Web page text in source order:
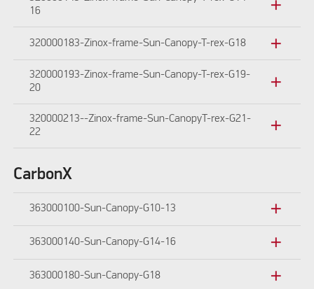
16
add
320000183-Zinox-frame-Sun-Canopy-T-rex-G18 add
320000193-Zinox-frame-Sun-Canopy-T-rex-G19-
20
add
320000213--Zinox-frame-Sun-CanopyT-rex-G21-
22
add
CarbonX
363000100-Sun-Canopy-G10-13 add
363000140-Sun-Canopy-G14-16 add
363000180-Sun-Canopy-G18 add